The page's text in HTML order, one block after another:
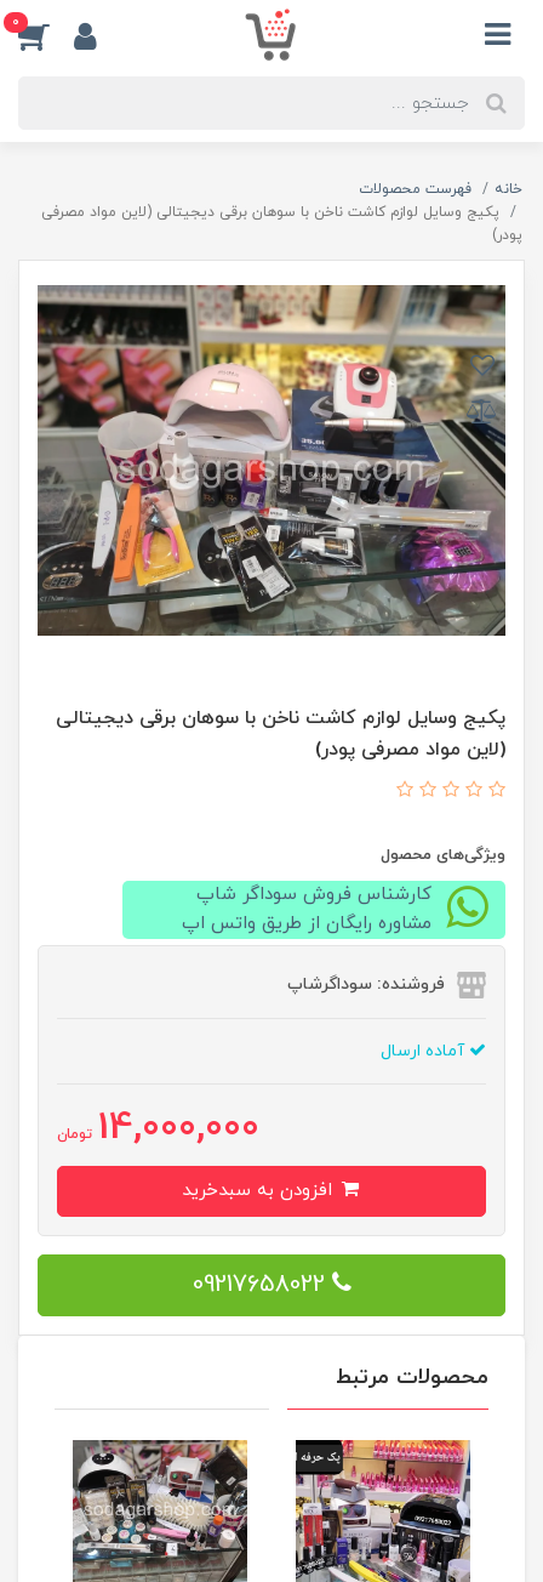
0
خانه
فهرست محصولات
پکیج وسایل لوازم کاشت ناخن با سوهان برقی دیجیتالی (لاین مواد مصرفی
پودر)
پکیج وسایل لوازم کاشت ناخن با سوهان برقی دیجیتالی
(لاین مواد مصرفی پودر)
ویژگی‌های محصول
کارشناس فروش سوداگر شاپ
مشاوره رایگان از طریق واتس اپ
فروشنده: سوداگرشاپ
آماده ارسال
14,000,000 تومان
09217658022
محصولات مرتبط